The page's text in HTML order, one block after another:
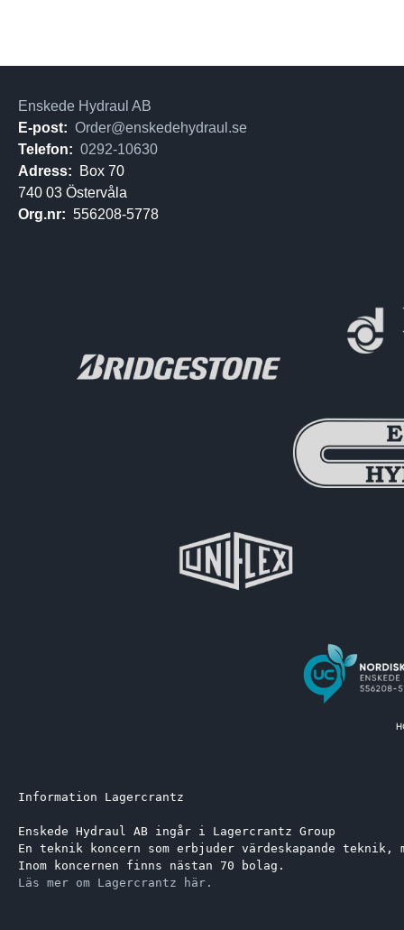
Information Lagercrantz
Enskede Hydraul AB ingår i Lagercrantz Group
En teknik koncern som erbjuder värdeskapande
Inom koncernen finns nästan 70 bolag.
Läs mer om Lagercrantz här.
Enskede Hydraul AB
E-post: Order@enskedehydraul.se
Telefon: 0292-10630
Adress:
Box 70
740 03 Östervåla
Org.nr: 556208-5778